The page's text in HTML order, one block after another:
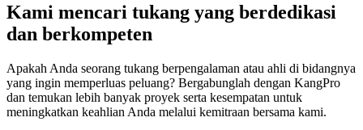
Kami mencari tukang yang berdedikasi
dan berkompeten
Apakah Anda seorang tukang berpengalaman atau ahli di bidangnya
yang ingin memperluas peluang? Bergabunglah dengan KangPro
dan temukan lebih banyak proyek serta kesempatan untuk
meningkatkan keahlian Anda melalui kemitraan bersama kami.